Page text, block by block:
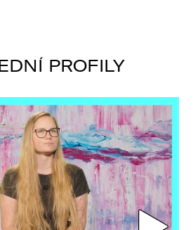
PROFILY